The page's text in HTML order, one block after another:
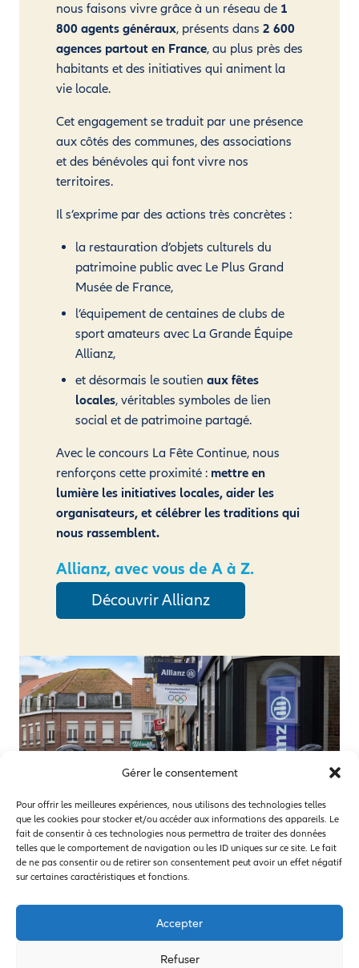
Gérer le consentement
Pour offrir les meilleures expériences, nous utilisons des technologies telles
que les cookies pour stocker et/ou accéder aux informations des appareils. Le
fait de consentir à ces technologies nous permettra de traiter des données
telles que le comportement de navigation ou les ID uniques sur ce site. Le fait
de ne pas consentir ou de retirer son consentement peut avoir un effet négatif
sur certaines caractéristiques et fonctions.
Accepter
Refuser
nous faisons vivre grâce à un réseau de 1
800 agents généraux, présents dans 2 600
agences partout en France, au plus près des
habitants et des initiatives qui animent la
vie locale.
Cet engagement se traduit par une présence
aux côtés des communes, des associations
et des bénévoles qui font vivre nos
territoires.
Il s’exprime par des actions très concrètes :
la restauration d’objets culturels du
patrimoine public avec Le Plus Grand
Musée de France,
l’équipement de centaines de clubs de
sport amateurs avec La Grande Équipe
Allianz,
et désormais le soutien aux fêtes
locales, véritables symboles de lien
social et de patrimoine partagé.
Avec le concours La Fête Continue, nous
renforçons cette proximité : mettre en
lumière les initiatives locales, aider les
organisateurs, et célébrer les traditions qui
nous rassemblent.
Allianz, avec vous de A à Z.
Découvrir Allianz